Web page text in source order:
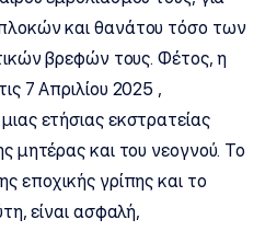
και θανάτου τόσο των
βρεφών τους. Φέτος, η
7 Απριλίου 2025 ,
ετήσιας εκστρατείας
μητέρας και του νεογνού. Το
εποχικής γρίπης και το
είναι ασφαλή,